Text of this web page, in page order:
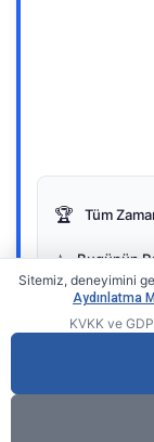
🏆 Tüm
⭐ Bugünün
Sitemiz, deneyimini
Aydınlatma
KVKK ve